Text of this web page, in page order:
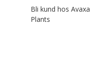
Bli kund hos Avaxa
Plants